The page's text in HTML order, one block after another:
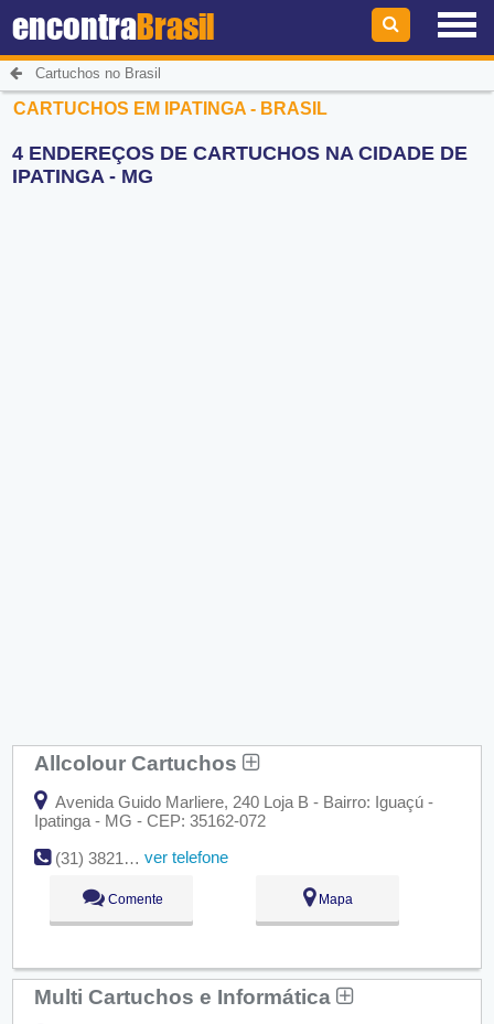
encontraBrasil
Cartuchos no Brasil
CARTUCHOS EM IPATINGA - BRASIL
4 ENDEREÇOS DE CARTUCHOS NA CIDADE DE
IPATINGA - MG
Allcolour Cartuchos
Avenida Guido Marliere, 240 Loja B - Bairro: Iguaçú -
Ipatinga - MG - CEP: 35162-072
(31) 3821-5419
ver telefone
Comente Mapa
Multi Cartuchos e Informática